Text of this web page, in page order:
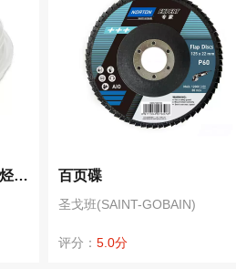
圣戈班TYGON 2375聚烯烃高透抗化学性食品饮料管医院消毒软管15m 百页碟
圣戈班(SAINT-GOBAIN)
评分： 5.0分